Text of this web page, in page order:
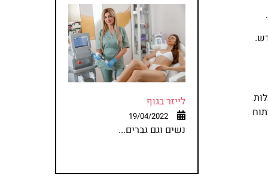
לייזר בגוף
19/04/2022
נשים וגם גברים...